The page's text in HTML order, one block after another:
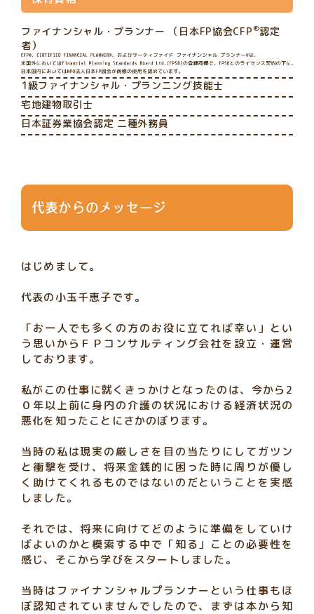
ファイナンシャル・プランナー （日本FP協会CFP ®認定
者）
1級ファイナンシャル・プランニング技能士
宅地建物取引士
日本証券業協会認定 二種外務員
代表からのメッセージ
はじめまして。
代表の小玉千恵子です。
「お一人でも多くの方のお役に立てれば幸い」とい
う思いからＦＰコンサルティング会社を設立・運営
しております。
私がこの仕事に就くきっかけとなったのは、今から2
０年以上前に身内の介護の状況における経済状況の
悪化を知ったことにさかのぼります。
当時の私は現実の厳しさを目の当たりにしてガツン
と衝撃を受け、将来金銭的に困った時に周りが優し
く助けてくれるものではないのだということを実感
しました。
それでは、将来に向けてどのように準備をしていけ
ばよいのかと模索する中で「知る」ことの必要性を
感じ、そこから学びをスタートしました。
当時はファイナンシャルプランナーという仕事もほ
ぼ認知されていませんでしたので、まずは本から知